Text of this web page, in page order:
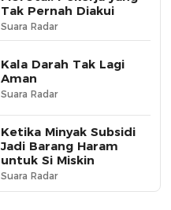
Tak Pernah Diakui
Suara Radar
Kala Darah Tak Lagi
Aman
Suara Radar
Ketika Minyak Subsidi
Jadi Barang Haram
untuk Si Miskin
Suara Radar